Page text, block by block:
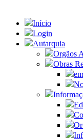
Início
Login
Autarquia
Orgãos
Obras